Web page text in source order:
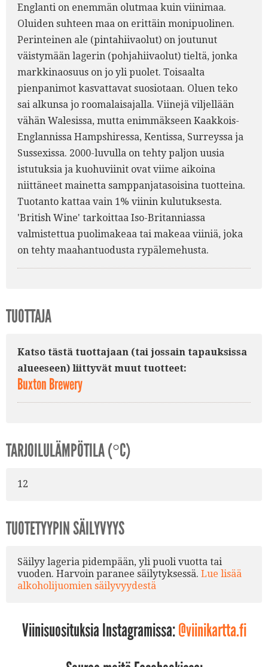
Englanti on enemmän olutmaa kuin viinimaa.
Oluiden suhteen maa on erittäin monipuolinen.
Perinteinen ale (pintahiivaolut) on joutunut
väistymään lagerin (pohjahiivaolut) tieltä, jonka
markkinaosuus on jo yli puolet. Toisaalta
pienpanimot kasvattavat suosiotaan. Oluen teko
sai alkunsa jo roomalaisajalla. Viinejä viljellään
vähän Walesissa, mutta enimmäkseen Kaakkois-
Englannissa Hampshiressa, Kentissa, Surreyssa ja
Sussexissa. 2000-luvulla on tehty paljon uusia
istutuksia ja kuohuviinit ovat viime aikoina
niittäneet mainetta samppanjatasoisina tuotteina.
Tuotanto kattaa vain 1% viinin kulutuksesta.
'British Wine' tarkoittaa Iso-Britanniassa
valmistettua puolimakeaa tai makeaa viiniä, joka
on tehty maahantuodusta rypälemehusta.
TUOTTAJA
Katso tästä tuottajaan (tai jossain tapauksissa
alueeseen) liittyvät muut tuotteet:
Buxton Brewery
TARJOILULÄMPÖTILA (°C)
12
TUOTETYYPIN SÄILYVYYS
Säilyy lageria pidempään, yli puoli vuotta tai
vuoden. Harvoin paranee säilytyksessä. Lue lisää
alkoholijuomien säilyvyydestä
Viinisuosituksia Instagramissa:@viinikartta.fi